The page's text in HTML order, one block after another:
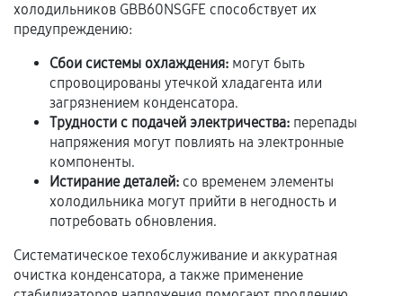
Расширенная гарантия
В некоторых случаях возможно оформление
расширенной гарантии. Стоимость, сроки и
условия продления согласовываются отдельно и
фиксируются в документах.
Когда гарантия не действует
Нарушение правил эксплуатации,
механические повреждения, попадание влаги,
холодильников GBB60NSGFE способствует их
предупреждению:
Сбои системы охлаждения: могут быть
спровоцированы утечкой хладагента или
загрязнением конденсатора.
Трудности с подачей электричества: перепады
напряжения могут повлиять на электронные
компоненты.
Истирание деталей: со временем элементы
холодильника могут прийти в негодность и
потребовать обновления.
Систематическое техобслуживание и аккуратная
очистка конденсатора, а также применение